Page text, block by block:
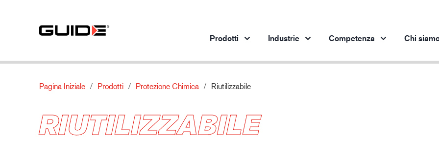
Prodotti
Protezione meccanica
Protezione chimica
Industria automobilistica
Industria siderurgica
Industrie Competenza
Standard
Caratteristiche
I nostri prodotti innovativi
Chi
Chi siamo
Contatti
Pagina Iniziale Prodotti Protezione Chimica Riutilizzabile
RIUTILIZZABILE